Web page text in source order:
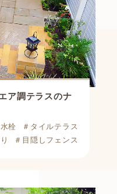
ア調テラスのナ
栓
＃タイルテラス
＃目隠しフェンス